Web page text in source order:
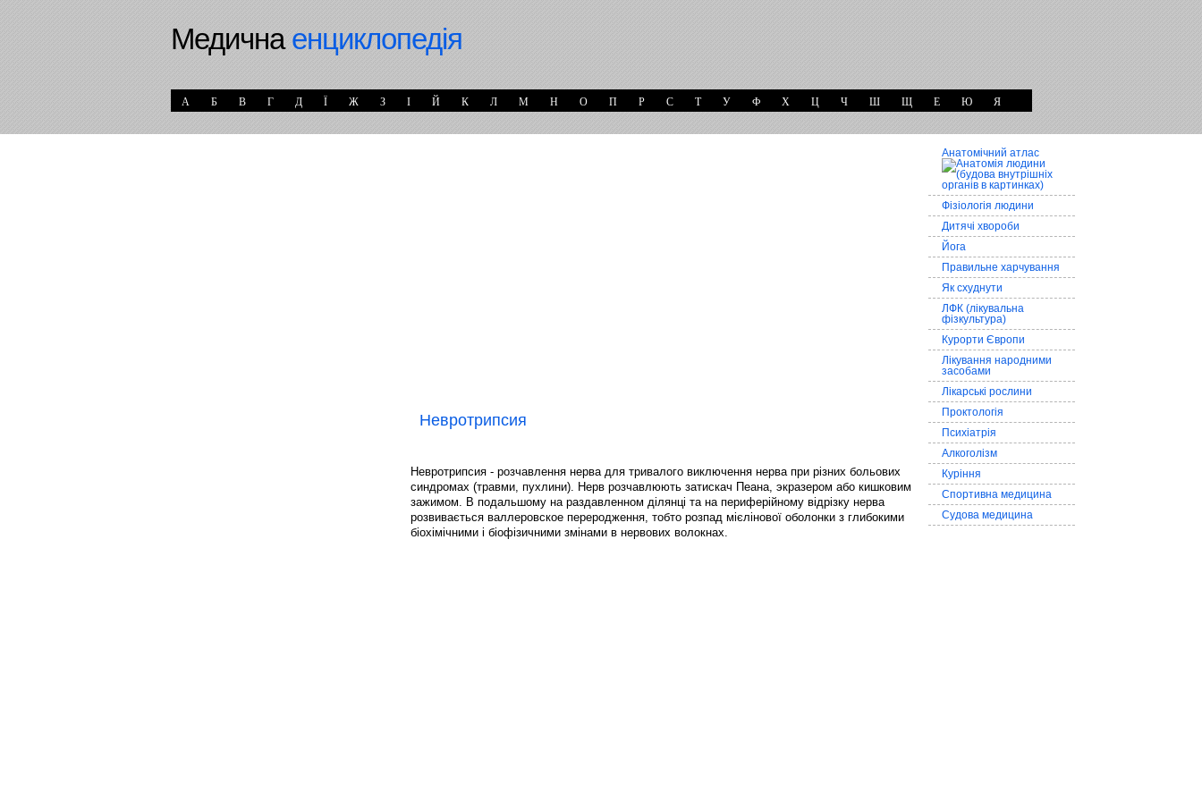
Медичнаенциклопедія
А Б В Г Д Ї Ж З І Й К Л М Н О П Р С Т У Ф Х Ц Ч Ш Щ Е Ю Я
Невротрипсия
Невротрипсия - розчавлення нерва для тривалого виключення нерва при різних больових
синдромах (травми, пухлини). Нерв розчавлюють затискач Пеана, экразером або кишковим
зажимом. В подальшому на раздавленном ділянці та на периферійному відрізку нерва
розвивається валлеровское переродження, тобто розпад мієлінової оболонки з глибокими
біохімічними і біофізичними змінами в нервових волокнах.
Анатомічний атлас
Фізіологія людини
Дитячі хвороби
Йога
Правильне харчування
Як схуднути
ЛФК (лікувальна
фізкультура)
Курорти Європи
Лікування народними
засобами
Лікарські рослини
Проктологія
Психіатрія
Алкоголізм
Куріння
Спортивна медицина
Судова медицина